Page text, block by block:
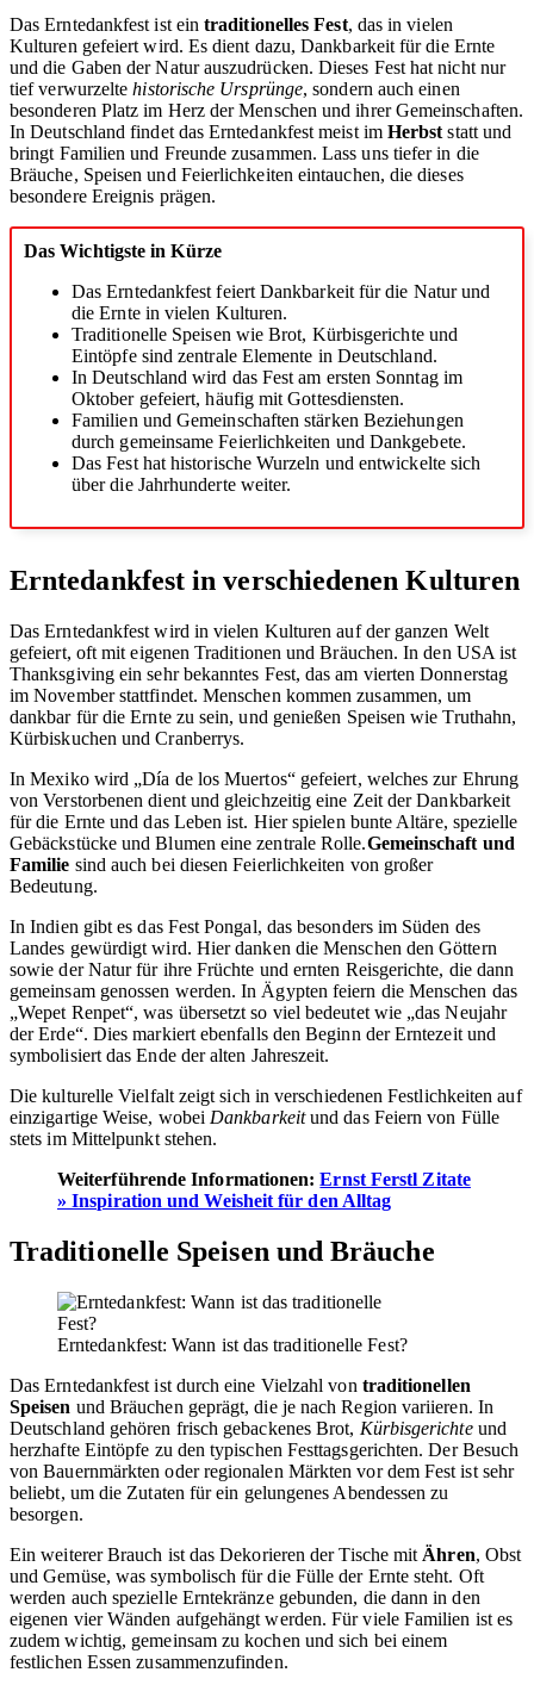
Das Erntedankfest ist eintraditionelles Fest, das in vielen
Kulturen gefeiert wird. Es dient dazu, Dankbarkeit für die Ernte
und die Gaben der Natur auszudrücken. Dieses Fest hat nicht nur
tief verwurzeltehistorische Ursprünge, sondern auch einen
besonderen Platz im Herz der Menschen und ihrer Gemeinschaften.
In Deutschland findet das Erntedankfest meist im Herbst statt und
bringt Familien und Freunde zusammen. Lass uns tiefer in die
Bräuche, Speisen und Feierlichkeiten eintauchen, die dieses
besondere Ereignis prägen.
Das Wichtigste in Kürze
Das Erntedankfest feiert Dankbarkeit für die Natur und
die Ernte in vielen Kulturen.
Traditionelle Speisen wie Brot, Kürbisgerichte und
Eintöpfe sind zentrale Elemente in Deutschland.
In Deutschland wird das Fest am ersten Sonntag im
Oktober gefeiert, häufig mit Gottesdiensten.
Familien und Gemeinschaften stärken Beziehungen
durch gemeinsame Feierlichkeiten und Dankgebete.
Das Fest hat historische Wurzeln und entwickelte sich
über die Jahrhunderte weiter.
Erntedankfest in verschiedenen Kulturen
Das Erntedankfest wird in vielen Kulturen auf der ganzen Welt
gefeiert, oft mit eigenen Traditionen und Bräuchen. In den USA ist
Thanksgiving ein sehr bekanntes Fest, das am vierten Donnerstag
im November stattfindet. Menschen kommen zusammen, um
dankbar für die Ernte zu sein, und genießen Speisen wie Truthahn,
Kürbiskuchen und Cranberrys.
In Mexiko wird „Día de los Muertos“ gefeiert, welches zur Ehrung
von Verstorbenen dient und gleichzeitig eine Zeit der Dankbarkeit
für die Ernte und das Leben ist. Hier spielen bunte Altäre, spezielle
Gebäckstücke und Blumen eine zentrale Rolle.Gemeinschaft und
Familie sind auch bei diesen Feierlichkeiten von großer
Bedeutung.
In Indien gibt es das Fest Pongal, das besonders im Süden des
Landes gewürdigt wird. Hier danken die Menschen den Göttern
sowie der Natur für ihre Früchte und ernten Reisgerichte, die dann
gemeinsam genossen werden. In Ägypten feiern die Menschen das
„Wepet Renpet“, was übersetzt so viel bedeutet wie „das Neujahr
der Erde“. Dies markiert ebenfalls den Beginn der Erntezeit und
symbolisiert das Ende der alten Jahreszeit.
Die kulturelle Vielfalt zeigt sich in verschiedenen Festlichkeiten auf
einzigartige Weise, wobei Dankbarkeitund das Feiern von Fülle
stets im Mittelpunkt stehen.
Weiterführende Informationen:Ernst Ferstl Zitate
» Inspiration und Weisheit für den Alltag
Traditionelle Speisen und Bräuche
Erntedankfest: Wann ist das traditionelle Fest?
Das Erntedankfest ist durch eine Vielzahl von traditionellen
Speisen und Bräuchen geprägt, die je nach Region variieren. In
Deutschland gehören frisch gebackenes Brot, Kürbisgerichteund
herzhafte Eintöpfe zu den typischen Festtagsgerichten. Der Besuch
von Bauernmärkten oder regionalen Märkten vor dem Fest ist sehr
beliebt, um die Zutaten für ein gelungenes Abendessen zu
besorgen.
Ein weiterer Brauch ist das Dekorieren der Tische mit Ähren, Obst
und Gemüse, was symbolisch für die Fülle der Ernte steht. Oft
werden auch spezielle Erntekränze gebunden, die dann in den
eigenen vier Wänden aufgehängt werden. Für viele Familien ist es
zudem wichtig, gemeinsam zu kochen und sich bei einem
festlichen Essen zusammenzufinden.